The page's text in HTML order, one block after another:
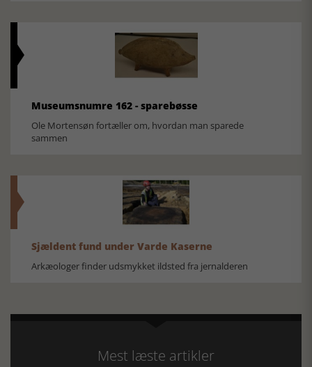
Museumsnumre 162 - sparebøsse
Ole Mortensøn fortæller om, hvordan man sparede
sammen
Sjældent fund under Varde Kaserne
Arkæologer finder udsmykket ildsted fra jernalderen
Mest læste artikler